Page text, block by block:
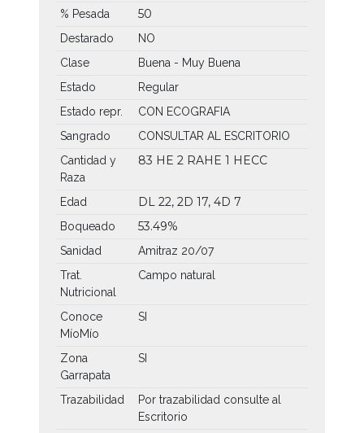
% Pesada 50
Destarado
NO
Clase
Buena - Muy Buena
Estado
Regular
Estado repr.
CON ECOGRAFIA
Sangrado
CONSULTAR AL ESCRITORIO
Cantidad y
Raza
83 HE 2 RAHE 1 HECC
Edad DL 22, 2D 17, 4D 7
Boqueado 53.49%
Sanidad
Amitraz 20/07
Trat.
Nutricional
Campo natural
Conoce
MíoMío
SI
Zona
Garrapata
SI
Trazabilidad
Por trazabilidad consulte al
Escritorio